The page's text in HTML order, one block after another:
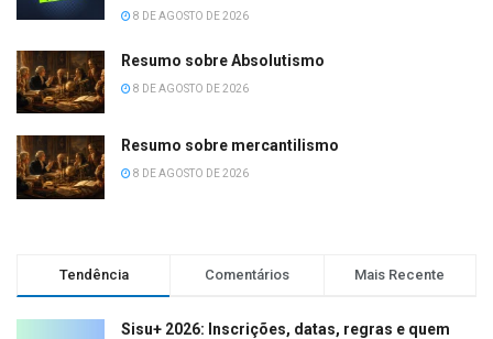
8 DE AGOSTO DE 2026
Resumo sobre Absolutismo
8 DE AGOSTO DE 2026
Resumo sobre mercantilismo
8 DE AGOSTO DE 2026
Tendência Comentários Mais Recente
Sisu+ 2026: Inscrições, datas, regras e quem